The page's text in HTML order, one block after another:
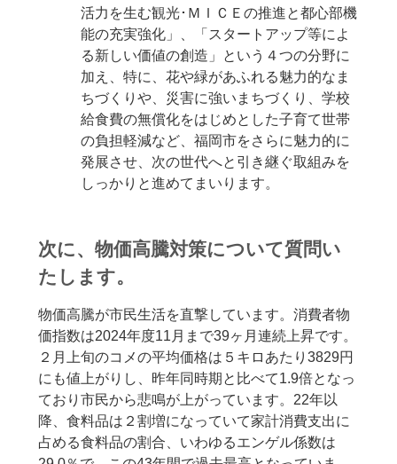
活力を生む観光･ＭＩＣＥの推進と都心部機
能の充実強化」、「スタートアップ等によ
る新しい価値の創造」という４つの分野に
加え、特に、花や緑があふれる魅力的なま
ちづくりや、災害に強いまちづくり、学校
給食費の無償化をはじめとした子育て世帯
の負担軽減など、福岡市をさらに魅力的に
発展させ、次の世代へと引き継ぐ取組みを
しっかりと進めてまいります。
次に、物価高騰対策について質問い
たします。
物価高騰が市民生活を直撃しています。消費者物
価指数は2024年度11月まで39ヶ月連続上昇です。
２月上旬のコメの平均価格は５キロあたり3829円
にも値上がりし、昨年同時期と比べて1.9倍となっ
ており市民から悲鳴が上がっています。22年以
降、食料品は２割増になっていて家計消費支出に
占める食料品の割合、いわゆるエンゲル係数は